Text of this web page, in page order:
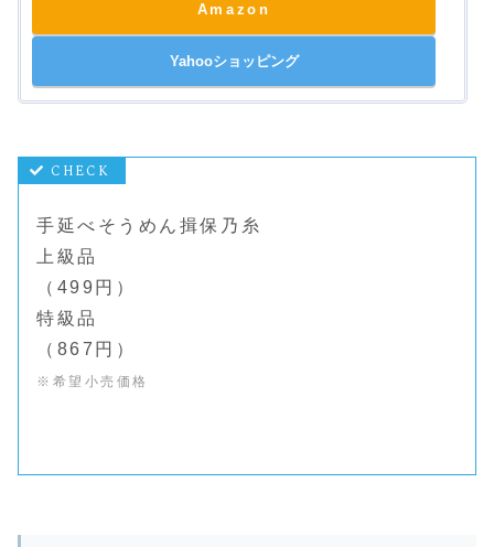
Amazon
Yahooショッピング
手延べそうめん揖保乃糸
上級品
（499円）
特級品
（867円）
※希望小売価格